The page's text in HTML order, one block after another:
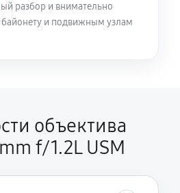
разбор и внимательно
и подвижным узлам
объектива
f/1.2L USM